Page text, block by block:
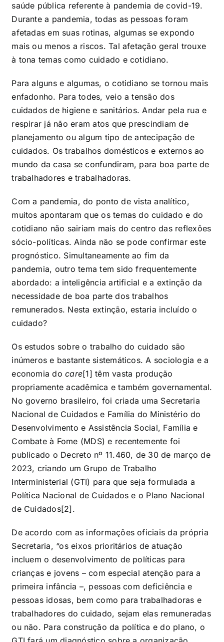
saúde pública referente à pandemia de covid-19.
Durante a pandemia, todas as pessoas foram
afetadas em suas rotinas, algumas se expondo
mais ou menos a riscos. Tal afetação geral trouxe
à tona temas como cuidado e cotidiano.
Para alguns e algumas, o cotidiano se tornou mais
enfadonho. Para todes, veio a tensão dos
cuidados de higiene e sanitários. Andar pela rua e
respirar já não eram atos que prescindiam de
planejamento ou algum tipo de antecipação de
cuidados. Os trabalhos domésticos e externos ao
mundo da casa se confundiram, para boa parte de
trabalhadores e trabalhadoras.
Com a pandemia, do ponto de vista analítico,
muitos apontaram que os temas do cuidado e do
cotidiano não sairiam mais do centro das reflexões
sócio-políticas. Ainda não se pode confirmar este
prognóstico. Simultaneamente ao fim da
pandemia, outro tema tem sido frequentemente
abordado: a inteligência artificial e a extinção da
necessidade de boa parte dos trabalhos
remunerados. Nesta extinção, estaria incluído o
cuidado?
Os estudos sobre o trabalho do cuidado são
inúmeros e bastante sistemáticos. A sociologia e a
economia docare[1] têm vasta produção
propriamente acadêmica e também governamental.
No governo brasileiro, foi criada uma Secretaria
Nacional de Cuidados e Família do Ministério do
Desenvolvimento e Assistência Social, Família e
Combate à Fome (MDS) e recentemente foi
publicado o Decreto nº 11.460, de 30 de março de
2023, criando um Grupo de Trabalho
Interministerial (GTI) para que seja formulada a
Política Nacional de Cuidados e o Plano Nacional
de Cuidados[2].
De acordo com as informações oficiais da própria
Secretaria, “os eixos prioritários de atuação
incluem o desenvolvimento de políticas para
crianças e jovens – com especial atenção para a
primeira infância –, pessoas com deficiência e
pessoas idosas, bem como para trabalhadoras e
trabalhadores do cuidado, sejam elas remuneradas
ou não. Para construção da política e do plano, o